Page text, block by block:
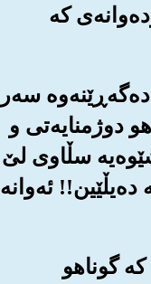
که
سه‌ر
دوژمنایه‌تی و
سڵاوی لێ
ئه‌وانه
گوناهو